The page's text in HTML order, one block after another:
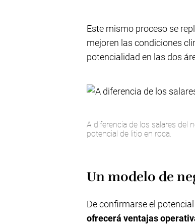
Este mismo proceso se
mejoren las condiciones
potencialidad en las dos
A diferencia de los salares del
potencial de litio en roca.
Un modelo de
De confirmarse el
ofrecerá ventajas